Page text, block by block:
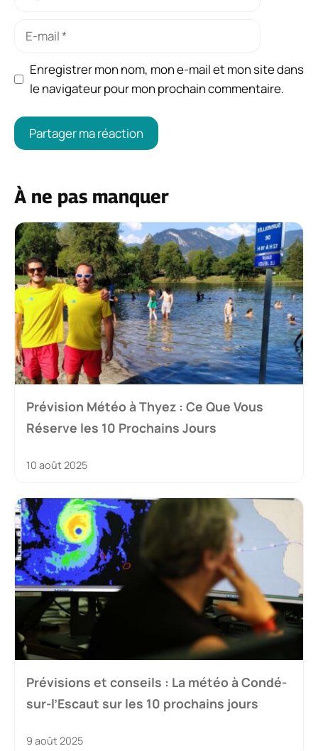
Enregistrer mon nom, mon e-mail et mon site dans
le navigateur pour mon prochain commentaire.
À ne pas manquer
Prévision Météo à Thyez : Ce Que Vous
Réserve les 10 Prochains Jours
10 août 2025
Prévisions et conseils : La météo à Condé-
sur-l’Escaut sur les 10 prochains jours
9 août 2025